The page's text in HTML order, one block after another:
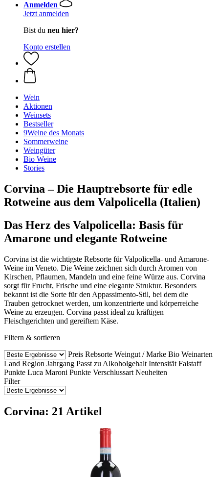
Anmelden
Jetzt anmelden
Bist du neu hier?
Konto erstellen
Wein
Aktionen
Weinsets
Bestseller
9Weine des Monats
Sommerweine
Weingüter
Bio Weine
Stories
Corvina – Die Hauptrebsorte für edle
Rotweine aus dem Valpolicella (Italien)
Das Herz des Valpolicella: Basis für
Amarone und elegante Rotweine
Corvina ist die wichtigste Rebsorte für Valpolicella- und Amarone-
Weine im Veneto. Die Weine zeichnen sich durch Aromen von
Kirschen, Pflaumen, Mandeln und eine feine Würze aus. Corvina
sorgt für Frucht, Frische und eine elegante Struktur. Besonders
bekannt ist die Sorte für den Appassimento-Stil, bei dem die
Trauben getrocknet werden, um konzentrierte und körperreiche
Weine zu erzeugen. Corvina passt ideal zu kräftigen
Fleischgerichten und gereiftem Käse.
Filtern & sortieren
Preis Rebsorte Weingut / Marke Bio Weinarten
Land Region Jahrgang Passt zu Alkoholgehalt Intensität Falstaff
Punkte Luca Maroni Punkte Verschlussart Neuheiten
Filter
Corvina: 21 Artikel